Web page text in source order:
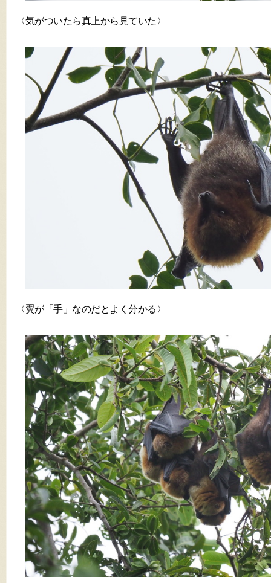
〈気がついたら真上から見ていた〉
〈翼が「手」なのだとよく分かる〉